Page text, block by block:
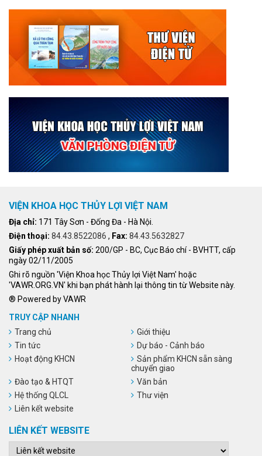
VIỆN KHOA HỌC THỦY LỢI VIỆT NAM
Địa chỉ: 171 Tây Sơn - Đống Đa - Hà Nội.
Điện thoại: 84.43.8522086 , Fax: 84.43.5632827
Giấy phép xuất bản số: 200/GP - BC, Cục Báo chí - BVHTT, cấp
ngày 02/11/2005
Ghi rõ nguồn 'Viện Khoa học Thủy lợi Việt Nam' hoặc
'VAWR.ORG.VN' khi bạn phát hành lại thông tin từ Website này.
® Powered by VAWR
TRUY CẬP NHANH
Trang chủ
Giới thiệu
Tin tức
Dự báo - Cảnh báo
Hoạt động KHCN
Sản phẩm KHCN sẵn sàng
chuyển giao
Đào tạo & HTQT
Văn bản
Hệ thống QLCL
Thư viện
Liên kết website
LIÊN KẾT WEBSITE